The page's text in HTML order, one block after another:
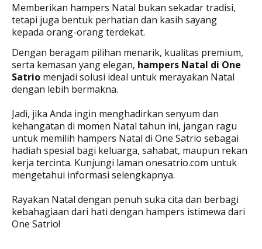
Memberikan hampers Natal bukan sekadar tradisi,
tetapi juga bentuk perhatian dan kasih sayang
kepada orang-orang terdekat.
Dengan beragam pilihan menarik, kualitas premium,
serta kemasan yang elegan, hampers Natal di One
Satrio menjadi solusi ideal untuk merayakan Natal
dengan lebih bermakna.
Jadi, jika Anda ingin menghadirkan senyum dan
kehangatan di momen Natal tahun ini, jangan ragu
untuk memilih hampers Natal di One Satrio sebagai
hadiah spesial bagi keluarga, sahabat, maupun rekan
kerja tercinta. Kunjungi laman onesatrio.com untuk
mengetahui informasi selengkapnya.
Rayakan Natal dengan penuh suka cita dan berbagi
kebahagiaan dari hati dengan hampers istimewa dari
One Satrio!